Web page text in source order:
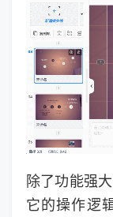
除了功能强大
它的操作逻